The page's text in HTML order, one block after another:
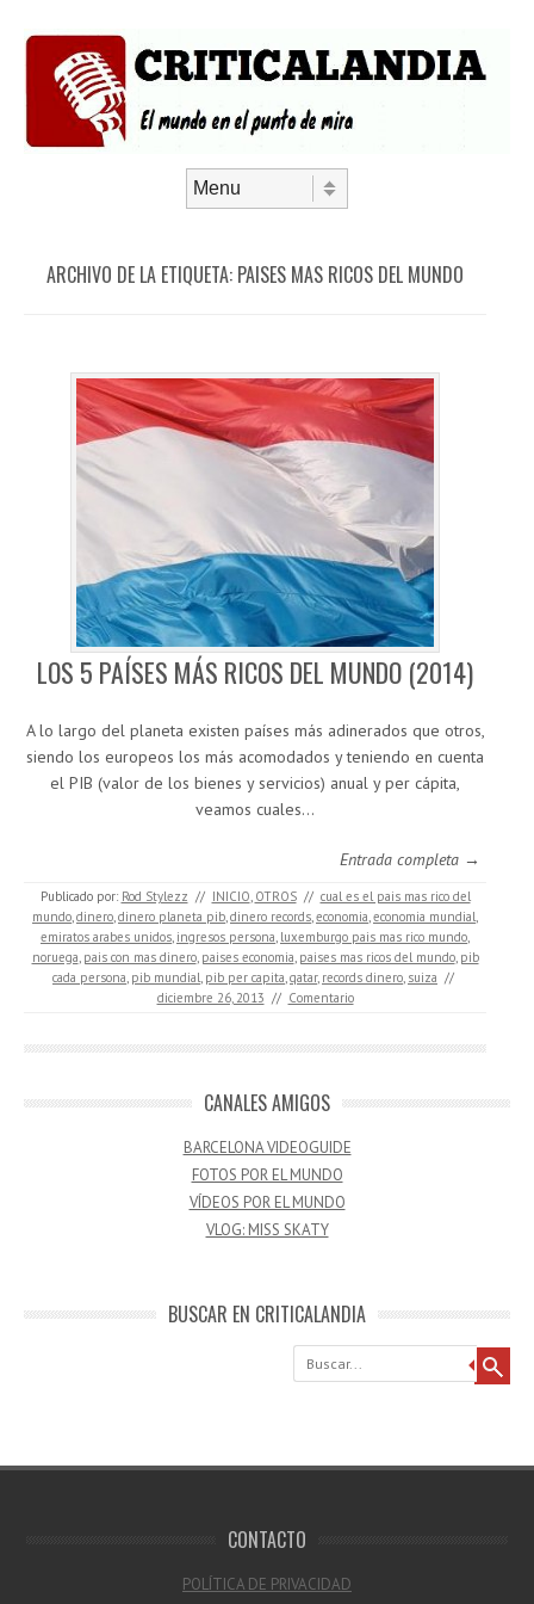
ARCHIVO DE LA ETIQUETA: PAISES MAS RICOS DEL MUNDO
LOS 5 PAÍSES MÁS RICOS DEL MUNDO (2014)
A lo largo del planeta existen países más adinerados que otros,
siendo los europeos los más acomodados y teniendo en cuenta
el PIB (valor de los bienes y servicios) anual y per cápita,
veamos cuales…
Entrada completa →
Publicado por: Rod Stylezz // INICIO, OTROS // cual es el pais mas rico del
mundo,dinero,dinero planeta pib,dinero records,economia,economia mundial,
emiratos arabes unidos, ingresos persona, luxemburgo pais mas rico mundo,
noruega, pais con mas dinero, paises economia, paises mas ricos del mundo, pib
cada persona, pib mundial, pib per capita,qatar, records dinero, suiza //
diciembre 26, 2013 // Comentario
CANALES AMIGOS
BARCELONA VIDEOGUIDE
FOTOS POR EL MUNDO
VÍDEOS POR EL MUNDO
VLOG: MISS SKATY
BUSCAR EN CRITICALANDIA
Buscar
CONTACTO
POLÍTICA DE PRIVACIDAD